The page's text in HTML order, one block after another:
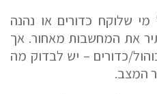
שלוקח כדורים או נהנה
את המחשבות מאחור. אך
כדורים – יש לבדוק מה
המצב.